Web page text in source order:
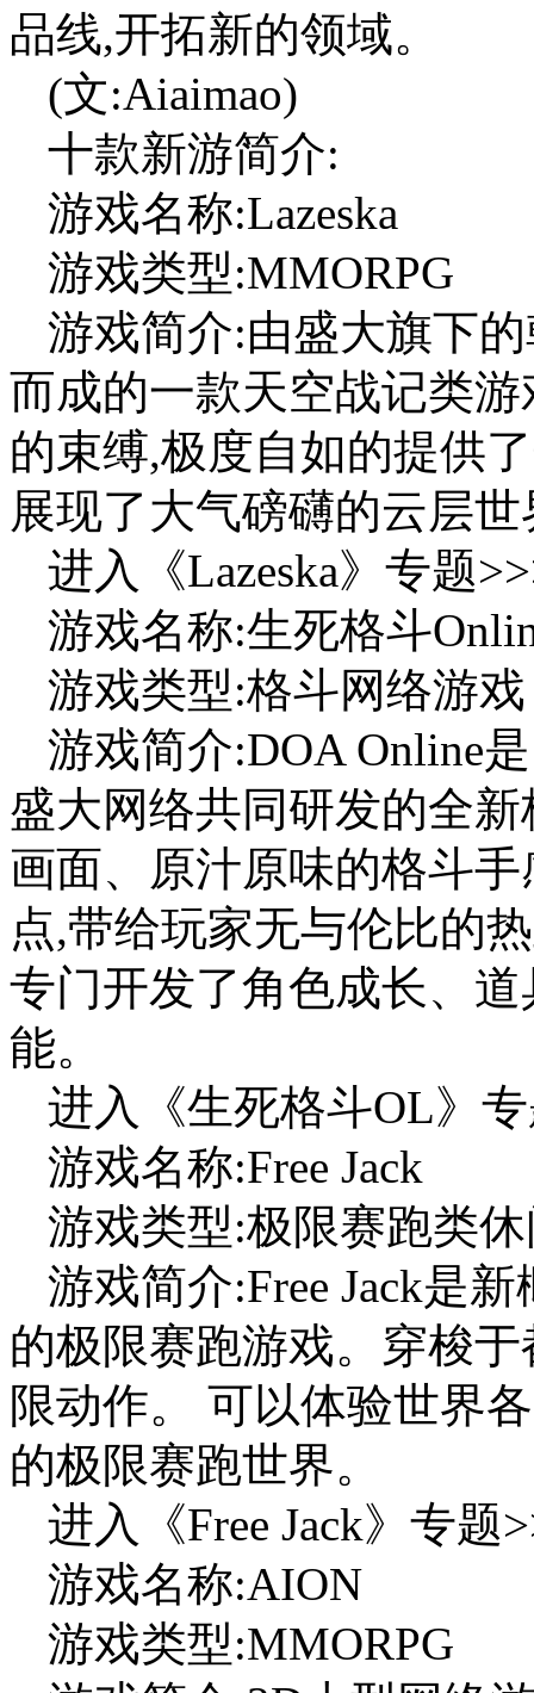
品线,开拓新的领域。
(文:Aiaimao)
十款新游简介:
游戏名称:Lazeska
游戏类型:MMORPG
游戏简介:由盛大旗下
而成的一款天空战记类
的束缚,极度自如的提供
展现了大气磅礴的云层世
进入《Lazeska》专题
游戏名称:生死格斗
游戏类型:格斗网络游戏
游戏简介:DOA Online
盛大网络共同研发的全
画面、原汁原味的格斗
点,带给玩家无与伦比的
专门开发了角色成长、
能。
进入《生死格斗OL》
游戏名称:Free Jack
游戏类型:极限赛跑类
游戏简介:Free Jack是新
的极限赛跑游戏。穿梭
限动作。 可以体验世界
的极限赛跑世界。
进入《Free Jack》专题
游戏名称:AION
游戏类型:MMORPG